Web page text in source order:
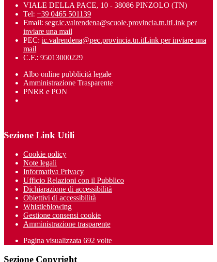
VIALE DELLA PACE, 10 - 38086 PINZOLO (TN)
Tel: +39 0465 501139
Email: segr.ic.valrendena@scuole.provincia.tn.itLink per
inviare una mail
PEC: ic.valrendena@pec.provincia.tn.itLink per inviare una
mail
C.F.: 95013000229
Albo online pubblicità legale
Amministrazione Trasparente
PNRR e PON
Sezione Link Utili
Cookie policy
Note legali
Informativa Privacy
Ufficio Relazioni con il Pubblico
Dichiarazione di accessibilità
Obiettivi di accessibilità
Whistleblowing
Gestione consensi cookie
Amministrazione trasparente
Pagina visualizzata 692 volte
Sezione Copyright